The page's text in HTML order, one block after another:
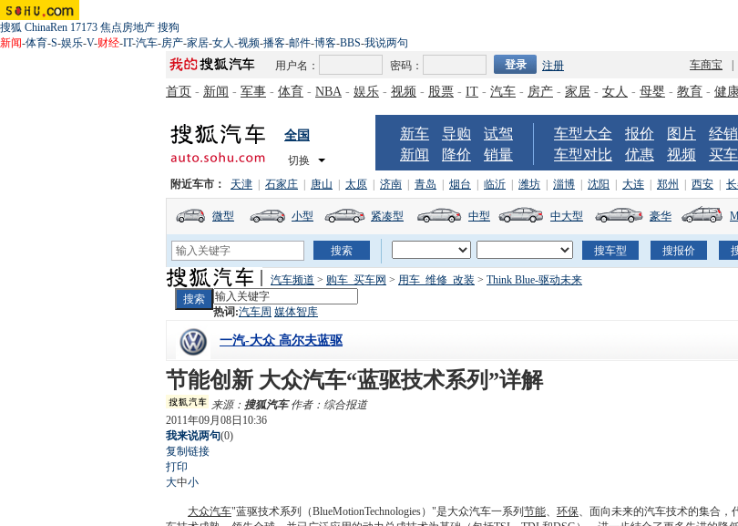
搜狐 ChinaRen 17173 焦点房地产 搜狗
新闻-体育-S-娱乐-V-财经-IT-汽车-房产-家居-女人-视频-播客-邮件-博客-BBS-我说两句
用户名：
密码： 注册 车商宝
首页 - 新闻 - 军事 - 体育 - NBA - 娱乐 - 视频 - 股票 - IT - 汽车 - 房产 - 家居 - 女人 - 母婴 - 教育 - 健
全国
切换
新车 导购
试驾
新闻
降价 销量
车型大全 报价 图片 经
车型对比
优惠 视频 买
附近车市： 天津 石家庄 唐山 太原 济南 青岛 烟台 临沂 潍坊 淄博 沈阳 大连 郑州 西安
微型 小型 紧凑型 中型 中大型 豪华
汽车频道 > 购车_买车网 > 用车_维修_改装 > Think Blue-驱动未来
热词:汽车周 媒体智库
一汽-大众 高尔夫蓝驱
节能创新 大众汽车“蓝驱技术系列”详解
来源： 搜狐汽车作者：综合报道
2011年09月08日10:36
我来说两句(0)
复制链接
打印
大中小
大众汽车"蓝驱技术系列（BlueMotionTechnologies）"是大众汽车一系列 节能、 环保、面向未来的汽车技术的集合，